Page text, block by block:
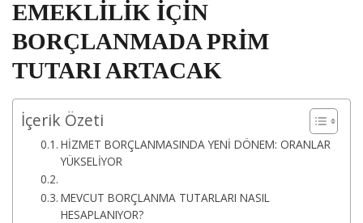
EMEKLİLİK İÇİN
BORÇLANMADA PRİM
TUTARI ARTACAK
İçerik Özeti
HİZMET BORÇLANMASINDA YENİ DÖNEM: ORANLAR
YÜKSELİYOR
MEVCUT BORÇLANMA TUTARLARI NASIL
HESAPLANIYOR?